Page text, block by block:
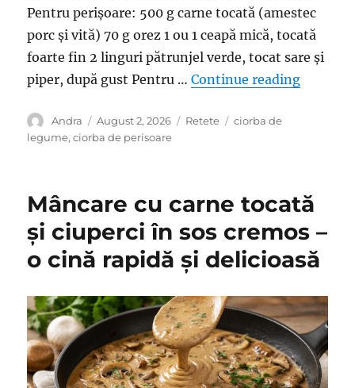
Pentru perișoare: 500 g carne tocată (amestec
porc și vită) 70 g orez 1 ou 1 ceapă mică, tocată
foarte fin 2 linguri pătrunjel verde, tocat sare și
piper, după gust Pentru …Continue reading“Ciorbă
Author
Andra
Posted
on
August 2, 2026 Categories
Retete Tags
ciorba de
legume,ciorba de perisoare
Mâncare cu carne tocată
și ciuperci în sos cremos –
o cină rapidă și delicioasă